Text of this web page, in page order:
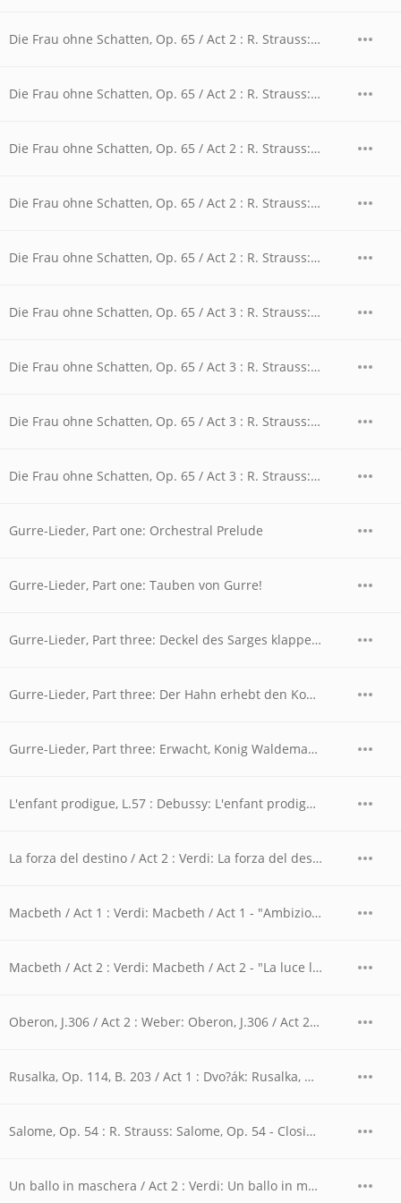
Die Frau ohne Schatten, Op. 65 / Act 2 : R. Strauss: Die Frau ohne Schatten, Op. 65 / Act 2 - Ein Handwerk verstehst du sicher nicht
Die Frau ohne Schatten, Op. 65 / Act 2 : R. Strauss: Die Frau ohne Schatten, Op. 65 / Act 2 - Es gibt derer
Die Frau ohne Schatten, Op. 65 / Act 2 : R. Strauss: Die Frau ohne Schatten, Op. 65 / Act 2 - Es gibt derer, die haben immer Zeit
Die Frau ohne Schatten, Op. 65 / Act 2 : R. Strauss: Die Frau ohne Schatten, Op. 65 / Act 2 - Komm bald wieder nach Haus, mein Gebieter
Die Frau ohne Schatten, Op. 65 / Act 2 : R. Strauss: Die Frau ohne Schatten, Op. 65 / Act 2 - Schlange, was hab ich
Die Frau ohne Schatten, Op. 65 / Act 3 : R. Strauss: Die Frau ohne Schatten, Op. 65 / Act 3 - Auf, geh nach oben, Mann
Die Frau ohne Schatten, Op. 65 / Act 3 : R. Strauss: Die Frau ohne Schatten, Op. 65 / Act 3 - Mir anvertraut
Die Frau ohne Schatten, Op. 65 / Act 3 : R. Strauss: Die Frau ohne Schatten, Op. 65 / Act 3 - Schweigt doch, ihr Stimmen!
Die Frau ohne Schatten, Op. 65 / Act 3 : R. Strauss: Die Frau ohne Schatten, Op. 65 / Act 3 - Trifft mich sein Lieben nicht
Gurre-Lieder, Part one: Orchestral Prelude
Gurre-Lieder, Part one: Tauben von Gurre!
Gurre-Lieder, Part three: Deckel des Sarges klappert und klappt (Peasant)
Gurre-Lieder, Part three: Der Hahn erhebt den Kopf (Waldemars's Men)
Gurre-Lieder, Part three: Erwacht, Konig Waldemars Mannen wert! (Waldemar)
L'enfant prodigue, L.57 : Debussy: L'enfant prodigue, L.57 - Air de Lia
La forza del destino / Act 2 : Verdi: La forza del destino / Act 2 - "Son giunta...Madre pietosa vergine"
Macbeth / Act 1 : Verdi: Macbeth / Act 1 - "Ambizioso spirto...Vieni t'affretta...Or tutti sorgete"
Macbeth / Act 2 : Verdi: Macbeth / Act 2 - "La luce langue"
Oberon, J.306 / Act 2 : Weber: Oberon, J.306 / Act 2 - "Ozean! Du Ungeheuer!"
Rusalka, Op. 114, B. 203 / Act 1 : Dvo?ák: Rusalka, Op. 114, B. 203 / Act 1 - Song to the Moon
Salome, Op. 54 : R. Strauss: Salome, Op. 54 - Closing Scene (Du wolltest mich nicht deinen Mund)
Un ballo in maschera / Act 2 : Verdi: Un ballo in maschera / Act 2 - "Ecco l'orrido campo...Ma dall'arido stelo divulsa"